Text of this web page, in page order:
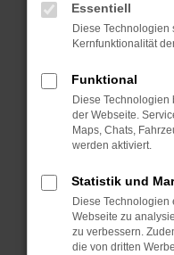
können das
verhindern.
Fenster?
Starte dein
Das kann
Probleme zu
Betriebssystem
sind.
Veraltete
Essentiell
Diese Technologien
Kernfunktionalität
Funktional
Diese
der Webseite.
Maps, Chats,
werden aktiviert.
Statistik und
Diese
Webseite zu
zu verbessern.
die von dritten